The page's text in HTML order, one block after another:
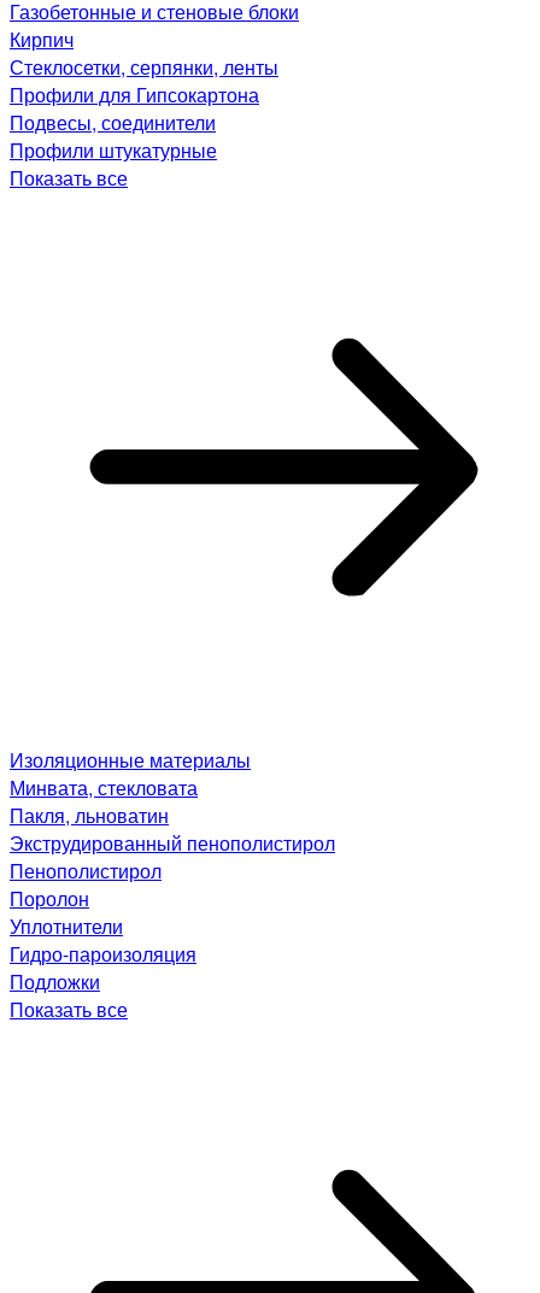
Газобетонные и стеновые блоки
Кирпич
Стеклосетки, серпянки, ленты
Профили для Гипсокартона
Подвесы, соединители
Профили штукатурные
Показать все
Изоляционные материалы
Минвата, стекловата
Пакля, льноватин
Экструдированный пенополистирол
Пенополистирол
Поролон
Уплотнители
Гидро-пароизоляция
Подложки
Показать все